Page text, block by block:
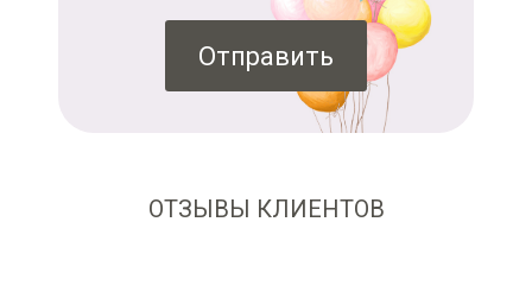
Отправить
ОТЗЫВЫ КЛИЕНТОВ